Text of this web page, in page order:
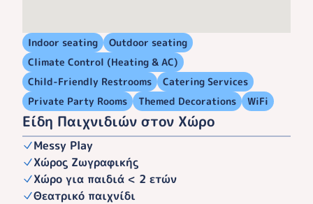
Indoor seating
Outdoor seating
Climate Control (Heating & AC)
Child-Friendly Restrooms
Catering Services
Private Party Rooms
Themed Decorations WiFi
Είδη Παιχνιδιών στον Χώρο
Messy Play
Χώρος Ζωγραφικής
Χώρο για παιδιά < 2 ετών
Θεατρικό παιχνίδι